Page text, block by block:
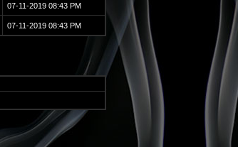
07-11-2019 08:43 PM
07-11-2019 08:43 PM